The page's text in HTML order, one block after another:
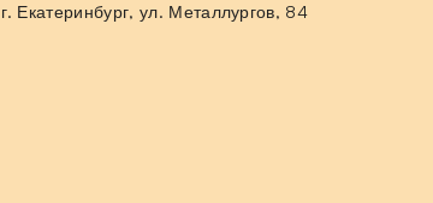
г. Екатеринбург, ул. Металлургов, 84